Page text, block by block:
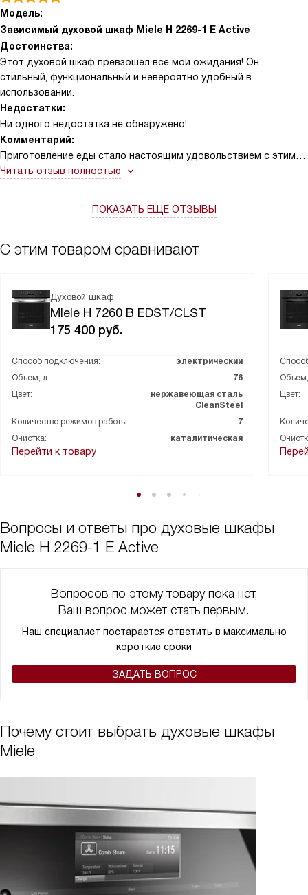
Модель:
Зависимый духовой шкаф Miele H 2269-1 E Active
Достоинства:
Этот духовой шкаф превзошел все мои ожидания! Он
стильный, функциональный и невероятно удобный в
использовании.
Недостатки:
Ни одного недостатка не обнаружено!
Комментарий:
Приготовление еды стало настоящим удовольствием с этим
духовым шкафом! Он прекрасно вписался в интерьер моей
различных режимов работы, что позволяет мне
Быстрый разогрев - это просто спасение для меня, когда
Очень удобно, что есть индикация фактической температуры,
это помогает мне контролировать процесс приготовления и
быть уверенной, что блюдо будет идеально приготовлено.
Кроме того, очень радует наличие гриля и функции конвекции,
Однажды я решила испечь пирог для своей семьи.
Использовала функцию интенсивного выпекания и была
нежным внутри!
Также хочу отметить удобство очистки - каталитическая
В общем, я очень довольна этим приобретением и с
удовольствием рекомендую его всем, кто хочет сделать
Читать отзыв полностью
ПОКАЗАТЬ ЕЩЁ ОТЗЫВЫ
С этим товаром сравнивают
Духовой шкаф
Miele H 7260 B EDST/CLST
175 400 руб.
Способ подключения:
электрический
Объем, л:
76
Цвет:
нержавеющая сталь
CleanSteel
Количество режимов работы:
7
Очистка:
каталитическая
Перейти к товару
Цвет:
Вопросы и ответы про духовые шкафы
Miele H 2269-1 E Active
Вопросов по этому товару пока нет,
Ваш вопрос может стать первым.
Наш специалист постарается ответить в максимально
короткие сроки
ЗАДАТЬ ВОПРОС
Почему стоит выбрать духовые шкафы
Miele